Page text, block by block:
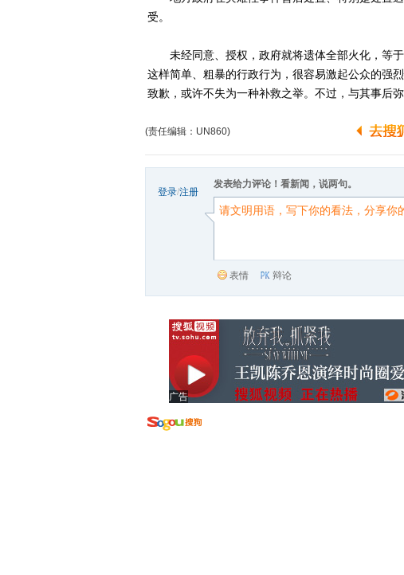
受。
未经同意、授权，政府就将遗体全部火化，等于
这样简单、粗暴的行政行为，很容易激起公众的强
致歉，或许不失为一种补救之举。不过，与其事后
(责任编辑：UN860)
登录/注册
发表给力评论！看新闻，说两句。
表情 辩论
广告